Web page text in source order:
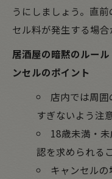
うにしましょう。直
セル料が発生する場合
居酒屋の暗黙のルー
ンセルのポイント
店内では周
すぎないよう注
18歳未満・
認を求められる
キャンセルの